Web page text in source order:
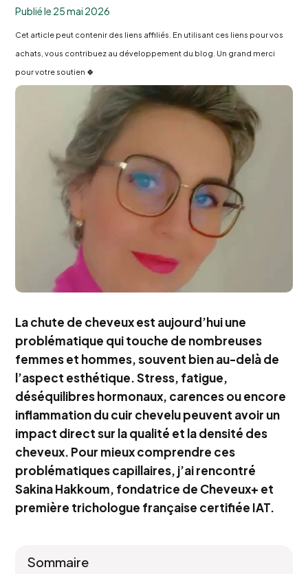
Publié le 25 mai 2026
Cet article peut contenir des liens affiliés. En utilisant ces liens pour vos
achats, vous contribuez au développement du blog. Un grand merci
pour votre soutien 🍀
La chute de cheveux est aujourd’hui une
problématique qui touche de nombreuses
femmes et hommes, souvent bien au-delà de
l’aspect esthétique. Stress, fatigue,
déséquilibres hormonaux, carences ou encore
inflammation du cuir chevelu peuvent avoir un
impact direct sur la qualité et la densité des
cheveux. Pour mieux comprendre ces
problématiques capillaires, j’ai rencontré
Sakina Hakkoum, fondatrice de Cheveux+ et
première trichologue française certifiée IAT.
Sommaire